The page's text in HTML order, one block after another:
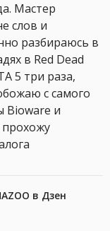
Мастер
слов и
разбираюсь в
в Red Dead
5 три раза,
с самого
Bioware и
прохожу
в Дзен